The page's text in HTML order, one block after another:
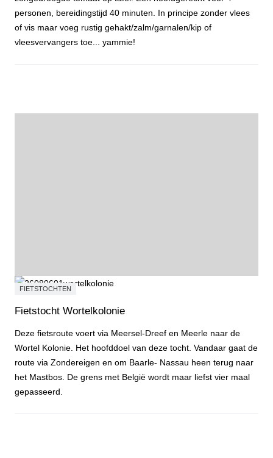
personen, bereidingstijd 40 minuten. In principe zonder vlees
of vis maar voeg rustig gehakt/zalm/garnalen/kip of
vleesvervangers toe... yammie!
FIETSTOCHTEN
Fietstocht Wortelkolonie
Deze fietsroute voert via Meersel-Dreef en Meerle naar de
Wortel Kolonie. Het hoofddoel van deze tocht. Vandaar gaat de
route via Zondereigen en om Baarle- Nassau heen terug naar
het Mastbos. De grens met België wordt maar liefst vier maal
gepasseerd.